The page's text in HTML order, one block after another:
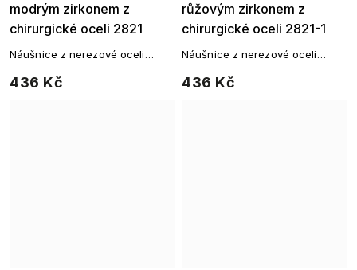
modrým zirkonem z
chirurgické oceli 2821
436 Kč
Náušnice z nerezové oceli
elegantní ozdobou pro všední
růžovým zirkonem z
chirurgické oceli 2821-1
436 Kč
Náušnice z nerezové oceli
elegantní ozdobou pro všední